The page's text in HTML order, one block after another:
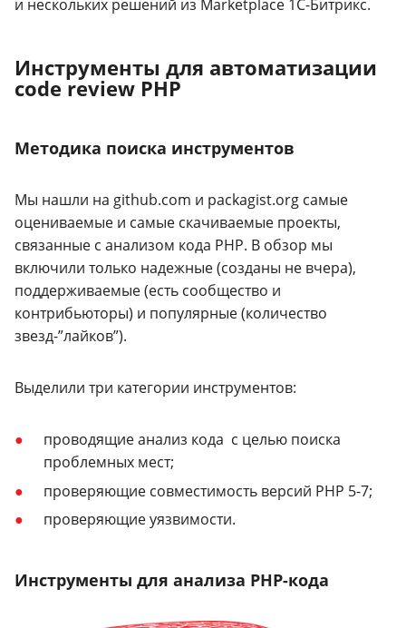
и нескольких решений из Marketplace 1С-Битрикс.
Инструменты для автоматизации
code review PHP
Методика поиска инструментов
Мы нашли на github.com и packagist.org самые
оцениваемые и самые скачиваемые проекты,
связанные с анализом кода PHP. В обзор мы
включили только надежные (созданы не вчера),
поддерживаемые (есть сообщество и
контрибьюторы) и популярные (количество
звезд-”лайков”).
Выделили три категории инструментов:
проводящие анализ кода с целью поиска
проблемных мест;
проверяющие совместимость версий PHP 5-7;
проверяющие уязвимости.
Инструменты для анализа PHP-кода